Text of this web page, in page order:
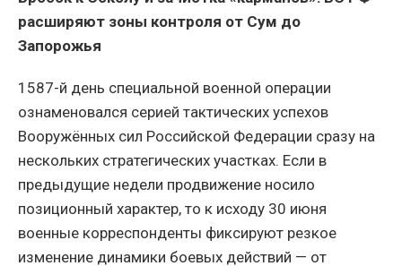
расширяют зоны контроля от Сум до
Запорожья
1587-й день специальной военной операции
ознаменовался серией тактических успехов
Вооружённых сил Российской Федерации сразу на
нескольких стратегических участках. Если в
предыдущие недели продвижение носило
позиционный характер, то к исходу 30 июня
военные корреспонденты фиксируют резкое
изменение динамики боевых действий — от